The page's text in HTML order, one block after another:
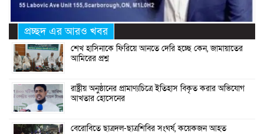
প্রচ্ছদ এর আরও খবর
শেখ হাসিনাকে ফিরিয়ে আনতে দেরি হচ্ছে কেন, জামায়াতের
আমিরের প্রশ্ন
রাষ্ট্রীয় অনুষ্ঠানের প্রামাণ্যচিত্রে ইতিহাস বিকৃত করার অভিযোগ
আখতার হোসেনের
বেরোবিতে ছাত্রদল-ছাত্রশিবির সংঘর্ষ, কয়েকজন আহত